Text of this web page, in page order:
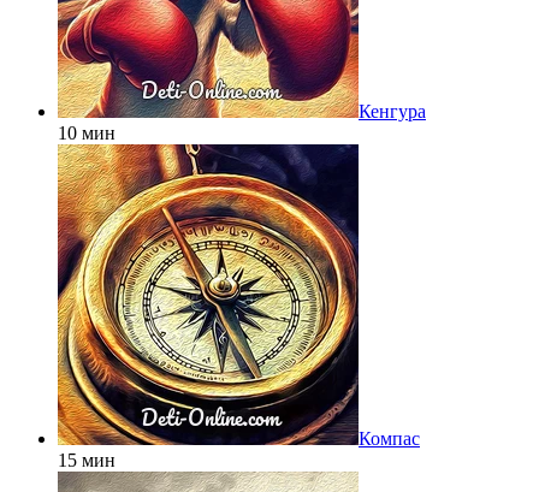
Кенгура
10 мин
Компас
15 мин